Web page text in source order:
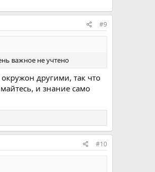
#9
важное не учтено
другими, так что
и знание само
#10